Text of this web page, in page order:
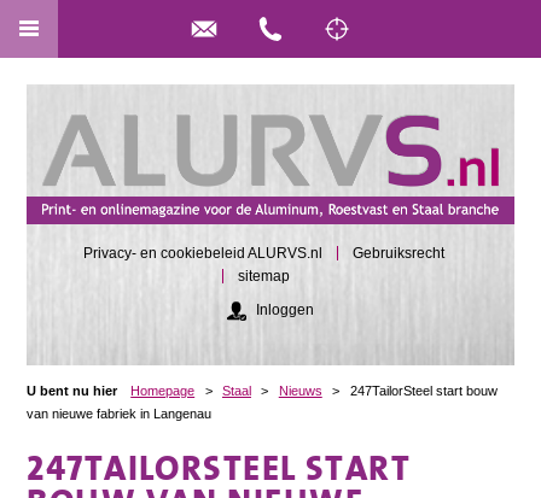
Privacy- en cookiebeleid ALURVS.nl
Gebruiksrecht
sitemap
Inloggen
U bent nu hier Homepage > Staal > Nieuws >
247TailorSteel start bouw
van nieuwe fabriek in Langenau
247TAILORSTEEL START